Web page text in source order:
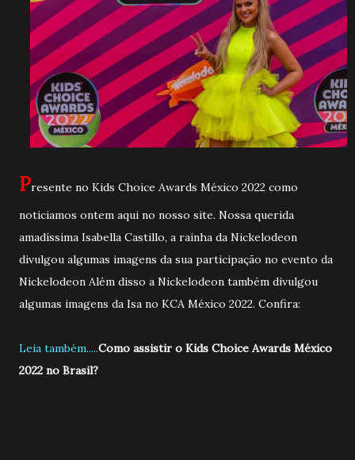
Presente no Kids Choice Awards México 2022 como
noticiamos ontem aqui no nosso site. Nossa querida
amadíssima Isabella Castillo, a rainha da Nickelodeon
divulgou algumas imagens da sua participação no evento da
Nickelodeon Além disso a Nickelodeon também divulgou
algumas imagens da Isa no KCA México 2022. Confira:
Leia também.....Como assistir o Kids Choice Awards México
2022 no Brasil?